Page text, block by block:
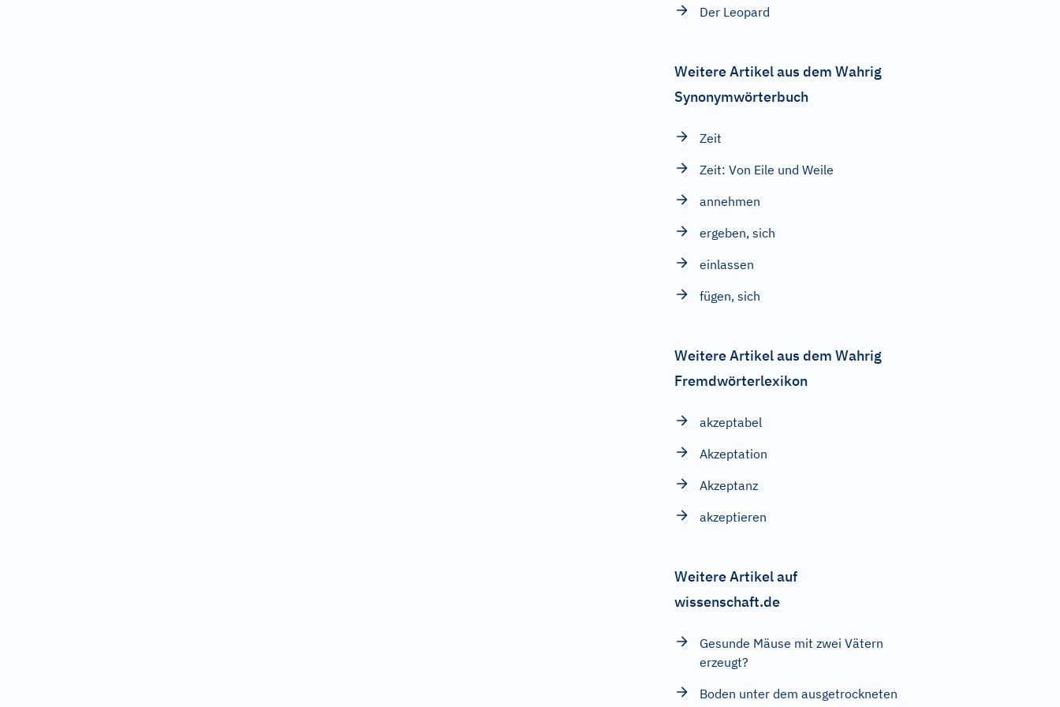
Der Leopard
Weitere Artikel aus dem Wahrig
Synonymwörterbuch
Zeit
Zeit: Von Eile und Weile
annehmen
ergeben, sich
einlassen
fügen, sich
Weitere Artikel aus dem Wahrig
Fremdwörterlexikon
akzeptabel
Akzeptation
Akzeptanz
akzeptieren
Weitere Artikel auf
wissenschaft.de
Gesunde Mäuse mit zwei Vätern
erzeugt?
Boden unter dem ausgetrockneten